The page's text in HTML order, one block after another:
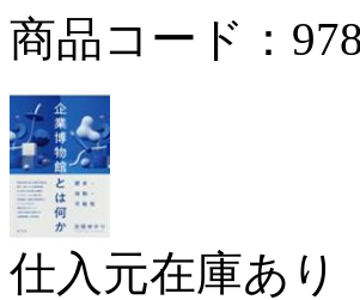
商品コード：
仕入元在庫あり